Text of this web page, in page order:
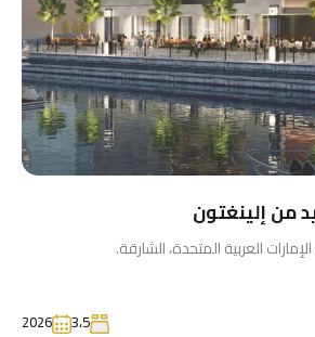
من إلينغتون
العربية المتحدة، الشارقة.
3،5
2026